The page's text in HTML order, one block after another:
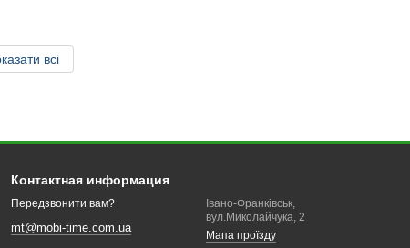
всі
Контактная информация
Передзвонити вам?
mt@mobi-time.com.ua
Івано-Франківськ,
вул.Миколайчука, 2
Мапа проїзду